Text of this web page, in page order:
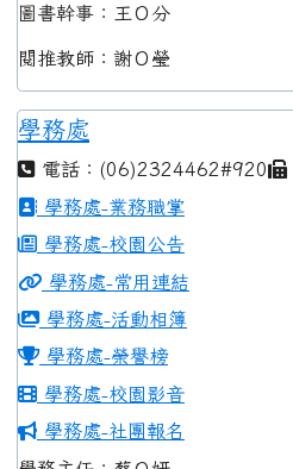
圖書幹事：王Ｏ分
閱推教師：謝Ｏ瑩
學務處
電話：(06)2324462#920
學務處-業務職掌
學務處-校園公告
學務處-常用連結
學務處-活動相簿
學務處-榮譽榜
學務處-校園影音
學務處-社團報名